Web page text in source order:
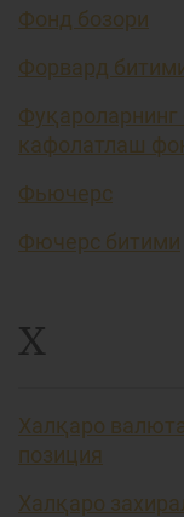
Фонд бозори
Форвард
Фуқароларнинг
кафолатлаш
Фьючерс
Фючерс битими
Х
Халқаро
позиция
Халқаро